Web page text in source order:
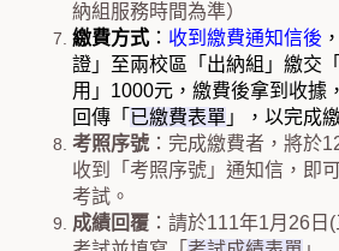
納組服務時間為準）
繳費方式 ： 收到繳費通知信後
證」至兩校區「出納組」繳交
用」1000元，繳費後拿到收據
回傳「 已繳費表單 」，以完成
考照序號 ：完成繳費者，將於
收到「考照序號」通知信，即
考試。
成績回覆 ：請於111年1月26